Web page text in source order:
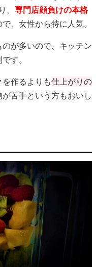
、 専門店顔負けの本格
、女性から特に人気。
が多いので、キッチン
す。
作るよりも仕上がりの
苦手という方もおいし